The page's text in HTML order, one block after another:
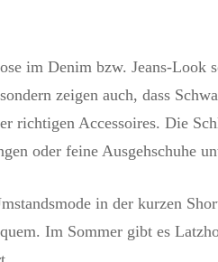
im Denim bzw. Jeans-Look
zeigen auch, dass
richtigen Accessoires. Die
oder feine Ausgehschuhe
in der kurzen
Im Sommer gibt es